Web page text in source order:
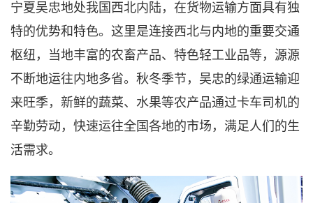
宁夏吴忠地处我国西北内陆，在货物运输方面具有独
特的优势和特色。这里是连接西北与内地的重要交通
枢纽，当地丰富的农畜产品、特色轻工业品等，源源
不断地运往内地多省。秋冬季节，吴忠的绿通运输迎
来旺季，新鲜的蔬菜、水果等农产品通过卡车司机的
辛勤劳动，快速运往全国各地的市场，满足人们的生
活需求。